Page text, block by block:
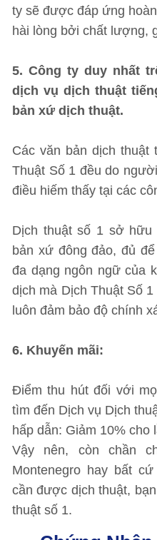
ty sẽ được đáp ứng
hài lòng bởi chất lượng,
5. Công ty duy nhất
dịch vụ dịch thuật
bản xứ dịch thuật.
Các văn bản dịch thuật
Thuật Số 1 đều do
điều hiếm thấy tại các
Dịch thuật số 1 sở
bản xứ đông đảo, đủ
đa dạng ngôn ngữ của
dịch mà Dịch Thuật Số
luôn đảm bảo độ chính
6. Khuyến mãi:
Điểm thu hút đối với
tìm đến Dịch vụ Dịch
hấp dẫn: Giảm 10% cho
Vậy nên, còn chần
Montenegro hay bất
cần được dịch thuật,
thuật số 1.